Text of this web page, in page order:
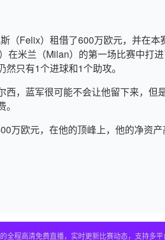
（Felix）租借了600万欧元，并在
在米兰（Milan）的第一场比赛中打
只有1个进球和1个助攻。
西，蓝军很可能不会让他留下来，但
万欧元，在他的顶峰上，他的净资产
程高清免费直播，实时更新比赛动态，支持多